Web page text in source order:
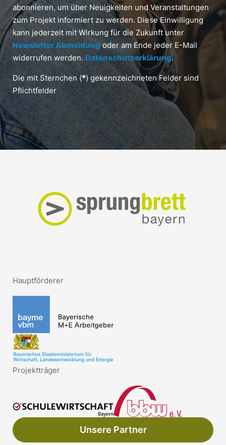
abonnieren, um über Neuigkeiten und Veranstaltungen
zum Projekt informiert zu werden. Diese Einwilligung
kann jederzeit mit Wirkung für die Zukunft unter
Newsletter Abmeldung oder am Ende jeder E-Mail
widerrufen werden. Datenschutzerklärung.
Die mit Sternchen (*) gekennzeichneten Felder sind
Pflichtfelder
Hauptförderer
Projektträger
Unsere Partner